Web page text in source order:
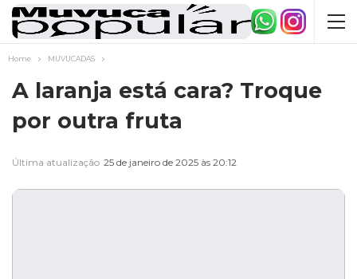
Home MUVUCADAS
A laranja está cara? Troque
por outra fruta
Última atualização 25 de janeiro de 2025 às 20:12